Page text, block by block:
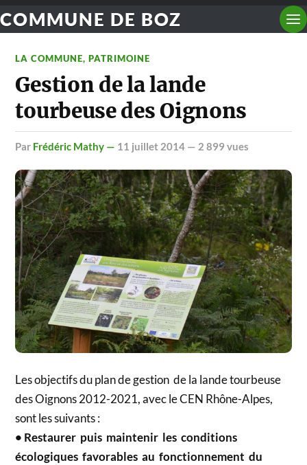
COMMUNE DE BOZ
LA COMMUNE,PATRIMOINE
Gestion de la lande
tourbeuse des Oignons
par Frédéric Mathy — 11 juillet 2014 — 2 899 vues
Les objectifs du plan de gestion de la lande tourbeuse
des Oignons 2012-2021, avec le CEN Rhône-Alpes,
sont les suivants :
• Restaurer puis maintenir les conditions
écologiques favorables au fonctionnement du